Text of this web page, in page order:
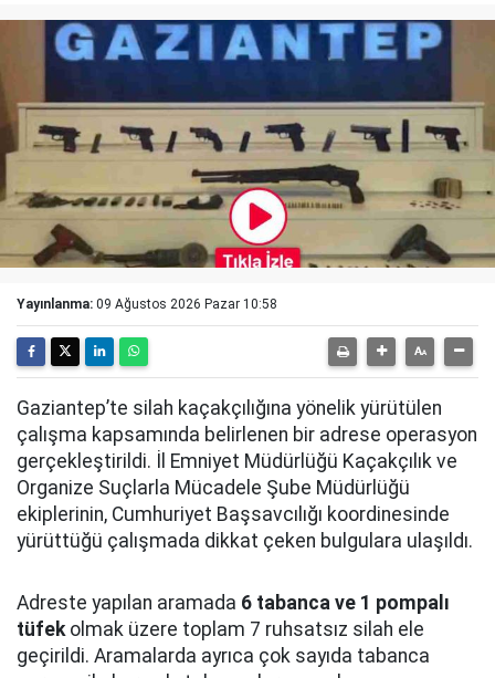
Yayınlanma: 09 Ağustos 2026 Pazar 10:58
Gaziantep’te silah kaçakçılığına yönelik yürütülen
çalışma kapsamında belirlenen bir adrese operasyon
gerçekleştirildi. İl Emniyet Müdürlüğü Kaçakçılık ve
Organize Suçlarla Mücadele Şube Müdürlüğü
ekiplerinin, Cumhuriyet Başsavcılığı koordinesinde
yürüttüğü çalışmada dikkat çeken bulgulara ulaşıldı.
Adreste yapılan aramada 6 tabanca ve 1 pompalı
tüfek olmak üzere toplam 7 ruhsatsız silah ele
geçirildi. Aramalarda ayrıca çok sayıda tabanca